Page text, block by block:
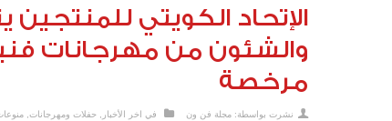
الإتحاد الكويتي للمنتجين
والشئون من مهرجانات
مرخصة
نشرت بواسطة: مجلة فن ون في اخر الأخبار حفلات ومهرجانات